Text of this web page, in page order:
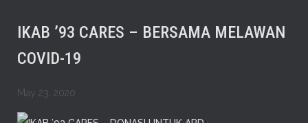
IKAB ’93 CARES – BERSAMA MELAWAN
COVID-19
May 23, 2020